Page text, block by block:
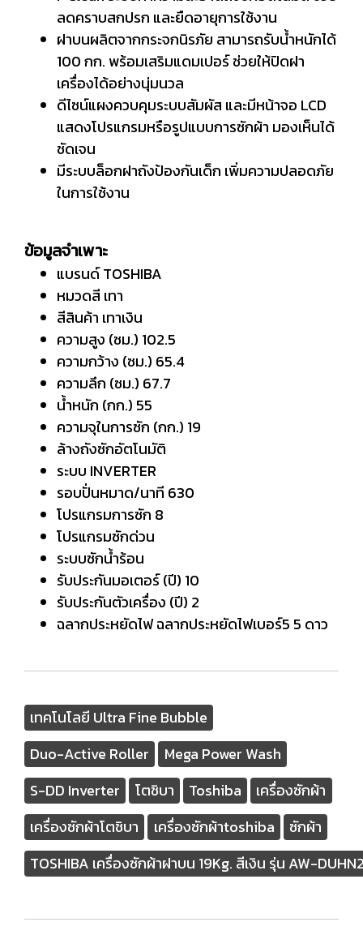
ลดคราบสกปรก และยืดอายุการใช้งาน
ฝาบนผลิตจากกระจกนิรภัย สามารถรับน้ำหนักได้
100 กก. พร้อมเสริมแดมเปอร์ ช่วยให้ปิดฝา
เครื่องได้อย่างนุ่มนวล
ดีไซน์แผงควบคุมระบบสัมผัส และมีหน้าจอ LCD
แสดงโปรแกรมหรือรูปแบบการซักผ้า มองเห็นได้
ชัดเจน
มีระบบล็อกฝาถังป้องกันเด็ก เพิ่มความปลอดภัย
ในการใช้งาน
ข้อมูลจำเพาะ
แบรนด์ TOSHIBA
หมวดสี เทา
สีสินค้า เทาเงิน
ความสูง (ซม.) 102.5
ความกว้าง (ซม.) 65.4
ความลึก (ซม.) 67.7
น้ำหนัก (กก.) 55
ความจุในการซัก (กก.) 19
ล้างถังซักอัตโนมัติ
ระบบ INVERTER
รอบปั่นหมาด/นาที 630
โปรแกรมการซัก 8
โปรแกรมซักด่วน
ระบบซักน้ำร้อน
รับประกันมอเตอร์ (ปี) 10
รับประกันตัวเครื่อง (ปี) 2
ฉลากประหยัดไฟ ฉลากประหยัดไฟเบอร์5 5 ดาว
เทคโนโลยี Ultra Fine Bubble
Duo-Active Roller
Mega Power Wash
S-DD Inverter
โตชิบา Toshiba
เครื่องซักผ้า
เครื่องซักผ้าโตชิบา
เครื่องซักผ้าtoshiba
ซักผ้า
TOSHIBA เครื่องซักผ้าฝาบน 19Kg. สีเงิน รุ่น AW-